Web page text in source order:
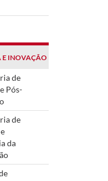
E INOVAÇÃO
de
Pós-
de
da